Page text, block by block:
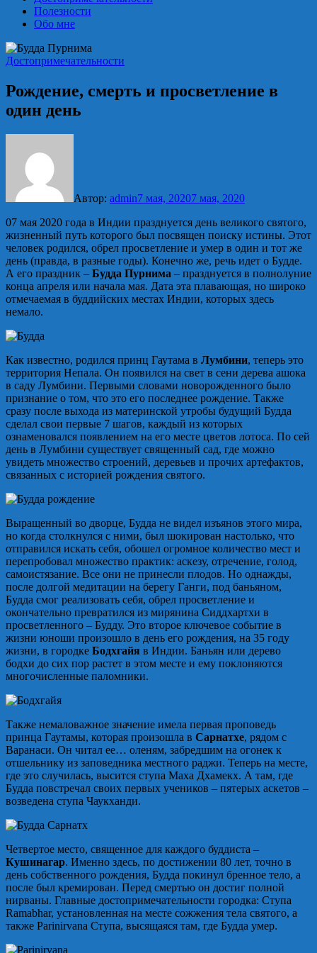
Полезности
Обо мне
Достопримечательности
Рождение, смерть и просветление в
один день
Автор: admin7 мая, 20207 мая, 2020
07 мая 2020 года в Индии празднуется день великого святого,
жизненный путь которого был посвящен поиску истины. Этот
человек родился, обрел просветление и умер в один и тот же
день (правда, в разные годы). Конечно же, речь идет о Будде.
А его праздник – Будда Пурнима – празднуется в полнолуние
конца апреля или начала мая. Дата эта плавающая, но широко
отмечаемая в буддийских местах Индии, которых здесь
немало.
Как известно, родился принц Гаутама в Лумбини, теперь это
территория Непала. Он появился на свет в сени дерева ашока
в саду Лумбини. Первыми словами новорожденного было
признание о том, что это его последнее рождение. Также
сразу после выхода из материнской утробы будущий Будда
сделал свои первые 7 шагов, каждый из которых
ознаменовался появлением на его месте цветов лотоса. По сей
день в Лумбини существует священный сад, где можно
увидеть множество строений, деревьев и прочих артефактов,
связанных с историей рождения святого.
Выращенный во дворце, Будда не видел изъянов этого мира,
но когда столкнулся с ними, был шокирован настолько, что
отправился искать себя, обошел огромное количество мест и
перепробовал множество практик: аскезу, отречение, голод,
самоистязание. Все они не принесли плодов. Но однажды,
после долгой медитации на берегу Ганги, под баньяном,
Будда смог реализовать себя, обрел просветление и
окончательно превратился из мирянина Сиддхартхи в
просветленного – Будду. Это второе ключевое событие в
жизни юноши произошло в день его рождения, на 35 году
жизни, в городке Бодхгайя в Индии. Баньян или дерево
бодхи до сих пор растет в этом месте и ему поклоняются
многочисленные паломники.
Также немаловажное значение имела первая проповедь
принца Гаутамы, которая произошла в Сарнатхе, рядом с
Варанаси. Он читал ее… оленям, забредшим на огонек к
отшельнику из заповедника местного раджи. Теперь на месте,
где это случилась, высится ступа Маха Дхамекх. А там, где
Будда повстречал своих первых учеников – пятерых аскетов –
возведена ступа Чаукханди.
Четвертое место, священное для каждого буддиста –
Кушинагар. Именно здесь, по достижении 80 лет, точно в
день собственного рождения, Будда покинул бренное тело, а
после был кремирован. Перед смертью он достиг полной
нирваны. Главные достопримечательности городка: Ступа
Ramabhar, установленная на месте сожжения тела святого, а
также Parinirvana Ступа, высящаяся там, где Будда умер.